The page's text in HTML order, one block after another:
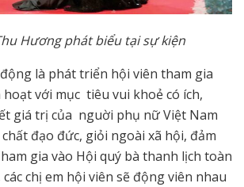
Hương phát biểu tại sự kiện
là phát triển hội viên tham gia
với mục tiêu vui khoẻ có ích,
giá trị của nguời phụ nữ Việt Nam
đạo đức, giỏi ngoài xã hội, đảm
gia vào Hội quý bà thanh lịch toàn
chị em hội viên sẽ động viên nhau